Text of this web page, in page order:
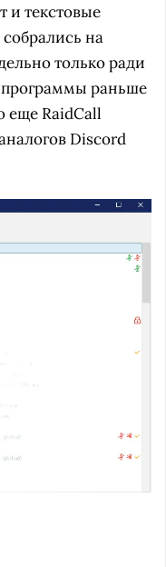
и текстовые
на
только ради
программы раньше
еще RaidCall
Discord